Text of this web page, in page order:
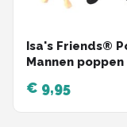
Isa's Friends®
Mannen
€ 9,95